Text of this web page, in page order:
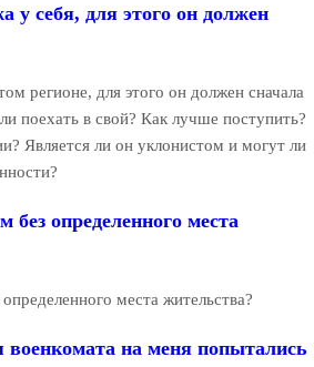
у себя, для этого он должен
регионе, для этого он должен сначала
поехать в свой? Как лучше поступить?
Является ли он уклонистом и могут ли
определенного места
места жительства?
на меня попытались